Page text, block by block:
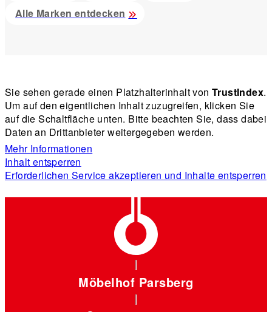
Alle Marken entdecken
Sie sehen gerade einen Platzhalterinhalt von TrustIndex.
Um auf den eigentlichen Inhalt zuzugreifen, klicken Sie
auf die Schaltfläche unten. Bitte beachten Sie, dass dabei
Daten an Drittanbieter weitergegeben werden.
Mehr Informationen
Inhalt entsperren
Erforderlichen Service akzeptieren und Inhalte entsperren
Möbelhof Parsberg